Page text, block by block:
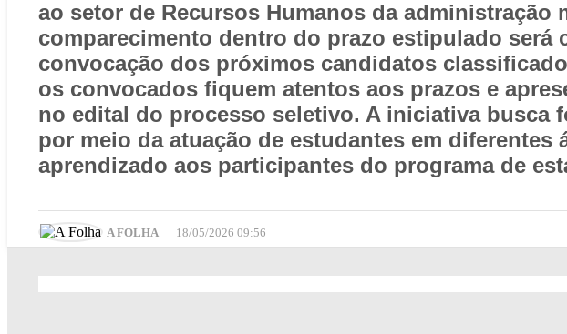
ao setor de Recursos Humanos da
comparecimento dentro do prazo estipulado
convocação dos próximos candidatos
os convocados fiquem atentos aos prazos e
no edital do processo seletivo. A iniciativa busca
por meio da atuação de estudantes em
aprendizado aos participantes do programa de
A FOLHA 18/05/2026 09:56